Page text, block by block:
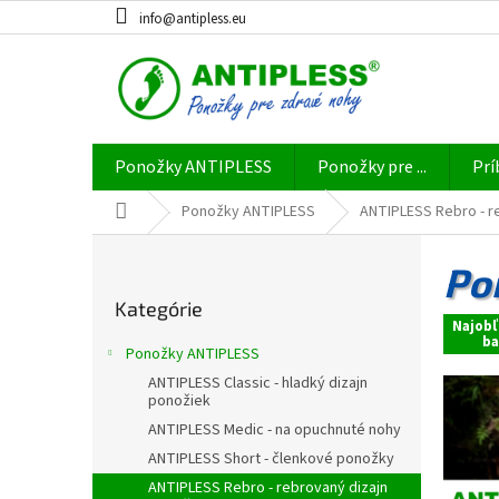
na
info@antipless.eu
Ponožky ANTIPLESS Ponožky pre ...
DomovPonožky ANTIPLESS ANTIPLESS Rebro -
l
kategórie
Kategórie
Ponožky ANTIPLESS
ANTIPLESS Classic - hladký dizajn
ponožiek
ANTIPLESS Medic - na opuchnuté nohy
ANTIPLESS Short - členkové ponožky
ANTIPLESS Rebro - rebrovaný dizajn